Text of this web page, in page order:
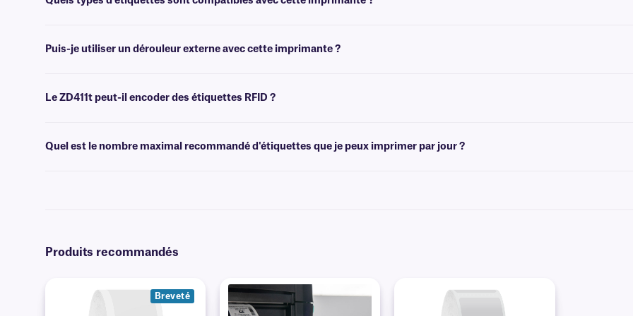
Puis-je utiliser un dérouleur externe avec cette imprimante ?
Le ZD411t peut-il encoder des étiquettes RFID ?
Quel est le nombre maximal recommandé d'étiquettes que je peux imprimer par jour ?
Produits recommandés
Breveté